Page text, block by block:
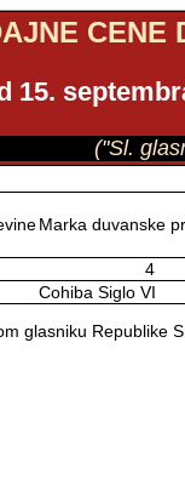
CENE
15.
("Sl.
Marka duvanske
4
Cohiba Siglo VI
glasniku Republike